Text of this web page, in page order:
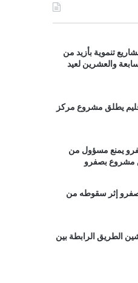
تنموية بأزيد من
والعشرين لعيد
يطلق مشروع مركز
يمنع مسؤول من
مشروع بصفرو
إثر سقوطه من
الطريق الرابطة بين